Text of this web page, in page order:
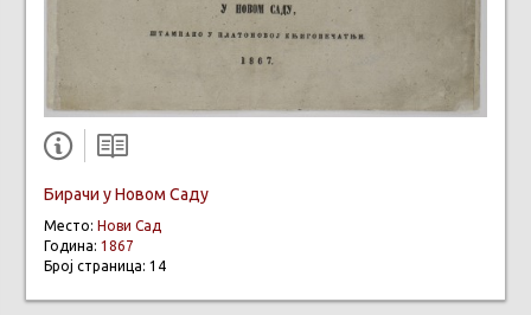
Бирачи у Новом Саду
Место: Нови Сад
Година: 1867
Број страница: 14